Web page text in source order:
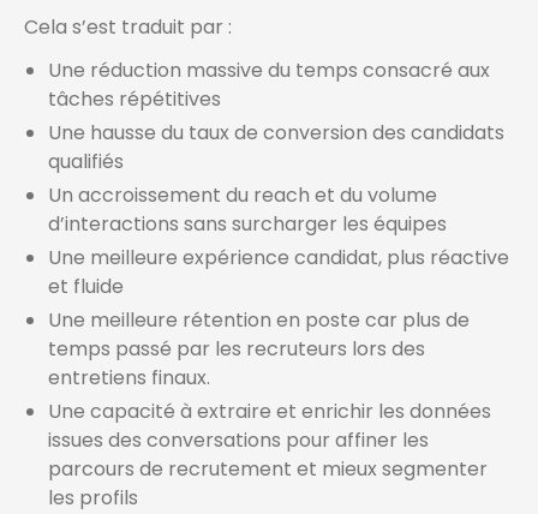
Cela s’est traduit par :
Une réduction massive du temps consacré aux
tâches répétitives
Une hausse du taux de conversion des candidats
qualifiés
Un accroissement du reach et du volume
d’interactions sans surcharger les équipes
Une meilleure expérience candidat, plus réactive
et fluide
Une meilleure rétention en poste car plus de
temps passé par les recruteurs lors des
entretiens finaux.
Une capacité à extraire et enrichir les données
issues des conversations pour affiner les
parcours de recrutement et mieux segmenter
les profils